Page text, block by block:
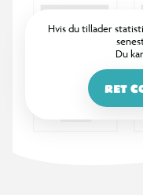
Hvis du tillader
Du
RET